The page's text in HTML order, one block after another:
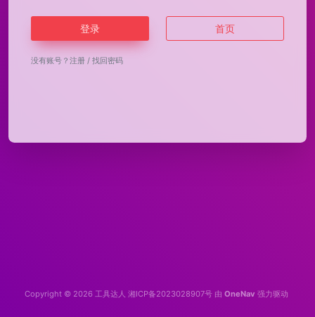
登录 首页
没有账号？ 注册 / 找回密码
Copyright © 2026 工具达人 湘ICP备2023028907号 由 OneNav 强力驱动